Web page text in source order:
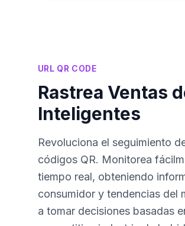
URL QR CODE
Rastrea Ventas
Inteligentes
Revoluciona el seguimiento
códigos QR. Monitorea
tiempo real, obteniendo
consumidor y tendencias del
a tomar decisiones basadas